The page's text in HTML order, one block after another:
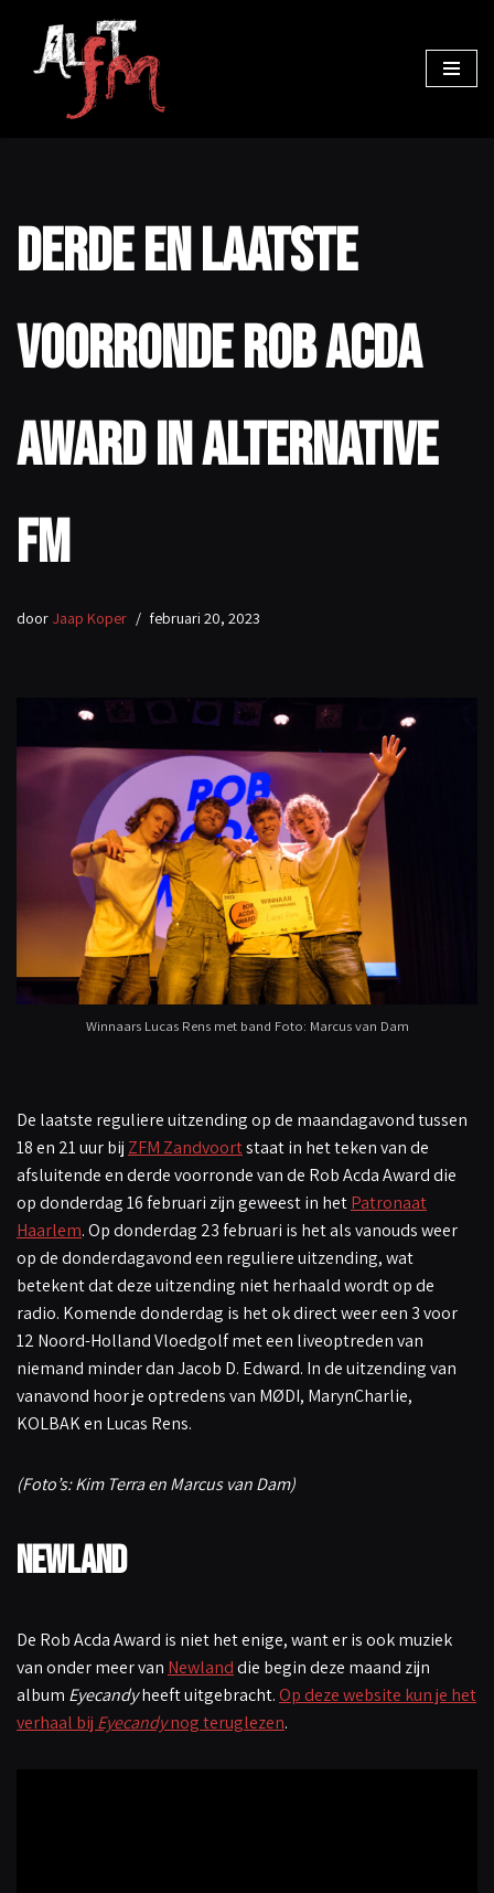
Derde en laatste
voorronde Rob Acda
Award in Alternative
FM
door Jaap Koper februari 20, 2023
Winnaars Lucas Rens met band Foto: Marcus van Dam
De laatste reguliere uitzending op de maandagavond tussen
18 en 21 uur bij ZFM Zandvoortstaat in het teken van de
afsluitende en derde voorronde van de Rob Acda Award die
op donderdag 16 februari zijn geweest in hetPatronaat
Haarlem. Op donderdag 23 februari is het als vanouds weer
op de donderdagavond een reguliere uitzending, wat
betekent dat deze uitzending niet herhaald wordt op de
radio. Komende donderdag is het ok direct weer een 3 voor
12 Noord-Holland Vloedgolf met een liveoptreden van
niemand minder dan Jacob D. Edward. In de uitzending van
vanavond hoor je optredens van MØDI, MarynCharlie,
KOLBAK en Lucas Rens.
(Foto’s: Kim Terra en Marcus van Dam)
Newland
De Rob Acda Award is niet het enige, want er is ook muziek
van onder meer van Newlanddie begin deze maand zijn
album Eyecandyheeft uitgebracht.Op deze website kun je het
verhaal bij Eyecandynog teruglezen.